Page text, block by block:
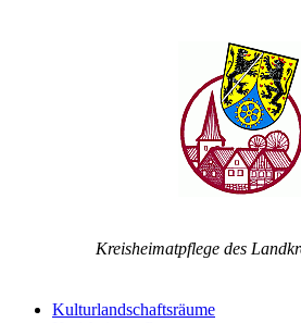
Kreisheimatpflege des
Kulturlandschaftsräume